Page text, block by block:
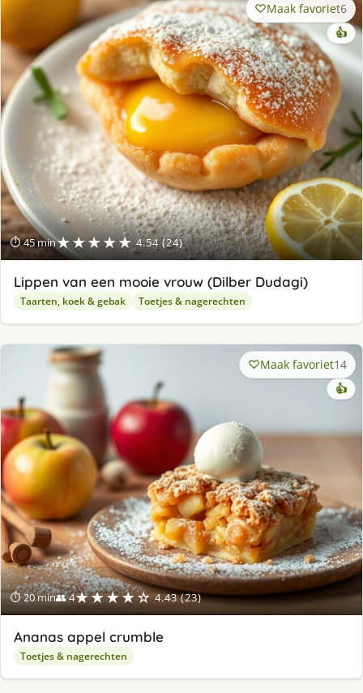
⏱ 45 min★★★★★ 4.54 (24)
Maak favoriet6
👍
Lippen van een mooie vrouw (Dilber Dudagi)
Taarten, koek & gebak Toetjes & nagerechten
⏱ 20 min👥 4★★★★☆ 4.43 (23)
Maak favoriet14
👍
Ananas appel crumble
Toetjes & nagerechten